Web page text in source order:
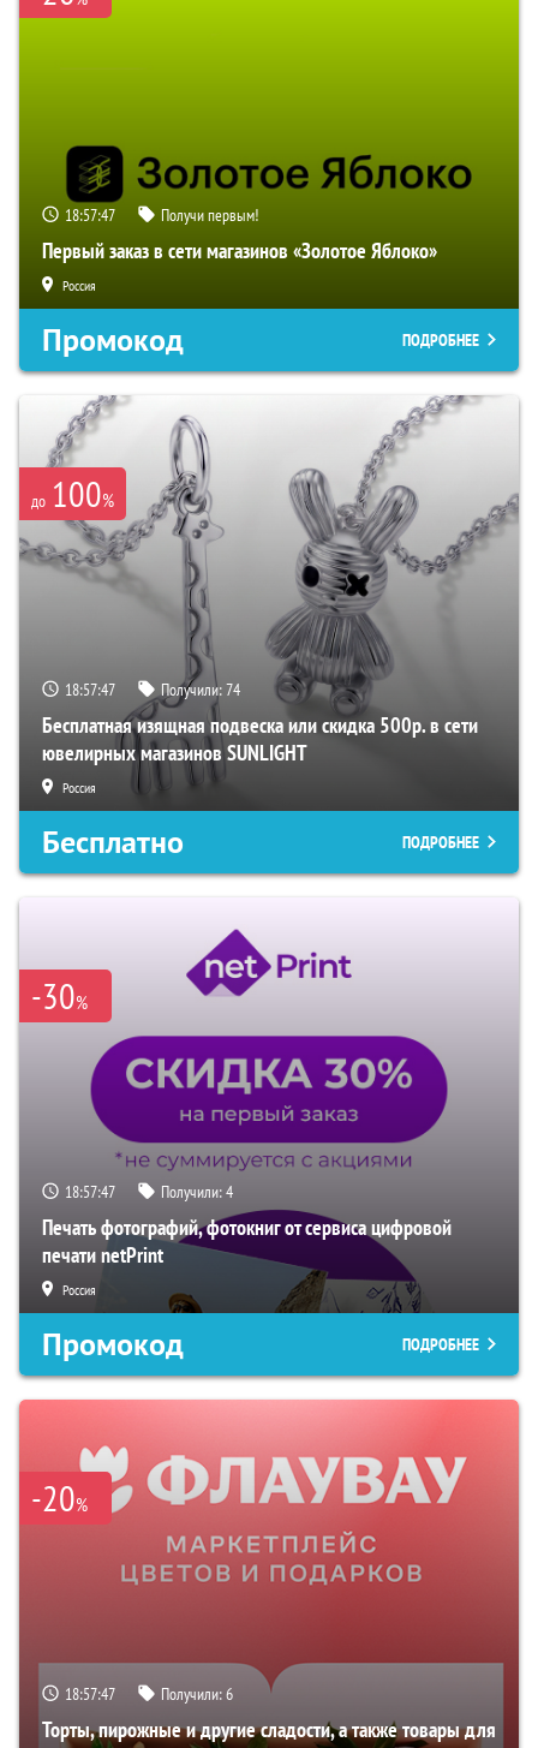
18:57:46 Получи первым!
Первый заказ в сети магазинов «Золотое Яблоко»
Россия
Промокод ПОДРОБНЕЕ
до 100%
18:57:46 Получили:74
Бесплатная изящная подвеска или скидка 500р. в сети
ювелирных магазинов SUNLIGHT
Россия
Бесплатно ПОДРОБНЕЕ
-30%
18:57:46 Получили:4
Печать фотографий, фотокниг от сервиса цифровой
печати netPrint
Россия
Промокод ПОДРОБНЕЕ
-20%
18:57:46 Получили:6
Торты, пирожные и другие сладости, а также товары для